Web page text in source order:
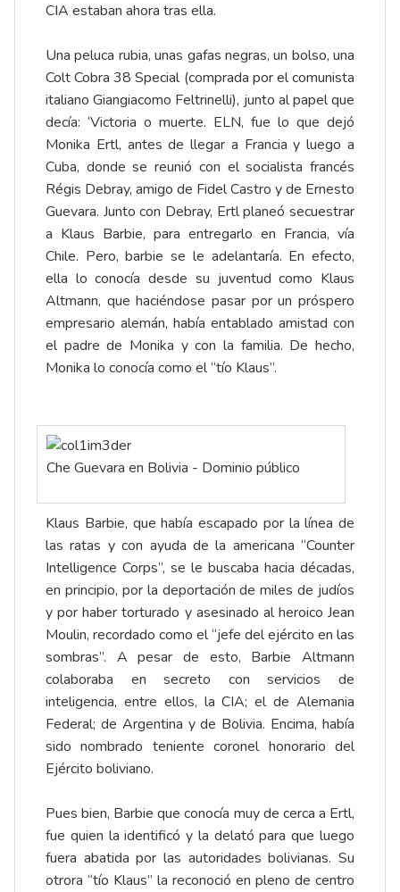
CIA estaban ahora tras ella.
Una peluca rubia, unas gafas negras, un bolso, una
Colt Cobra 38 Special (comprada por el comunista
italiano Giangiacomo Feltrinelli), junto al papel que
decía: ‘Victoria o muerte. ELN, fue lo que dejó
Monika Ertl, antes de llegar a Francia y luego a
Cuba, donde se reunió con el socialista francés
Régis Debray, amigo de Fidel Castro y de Ernesto
Guevara. Junto con Debray, Ertl planeó secuestrar
a Klaus Barbie, para entregarlo en Francia, vía
Chile. Pero, barbie se le adelantaría. En efecto,
ella lo conocía desde su juventud como Klaus
Altmann, que haciéndose pasar por un próspero
empresario alemán, había entablado amistad con
el padre de Monika y con la familia. De hecho,
Monika lo conocía como el “tío Klaus”.
Che Guevara en Bolivia - Dominio público
Klaus Barbie, que había escapado por la línea de
las ratas y con ayuda de la americana “Counter
Intelligence Corps”, se le buscaba hacia décadas,
en principio, por la deportación de miles de judíos
y por haber torturado y asesinado al heroico Jean
Moulin, recordado como el “jefe del ejército en las
sombras”. A pesar de esto, Barbie Altmann
colaboraba en secreto con servicios de
inteligencia, entre ellos, la CIA; el de Alemania
Federal; de Argentina y de Bolivia. Encima, había
sido nombrado teniente coronel honorario del
Ejército boliviano.
Pues bien, Barbie que conocía muy de cerca a Ertl,
fue quien la identificó y la delató para que luego
fuera abatida por las autoridades bolivianas. Su
otrora “tío Klaus” la reconoció en pleno de centro